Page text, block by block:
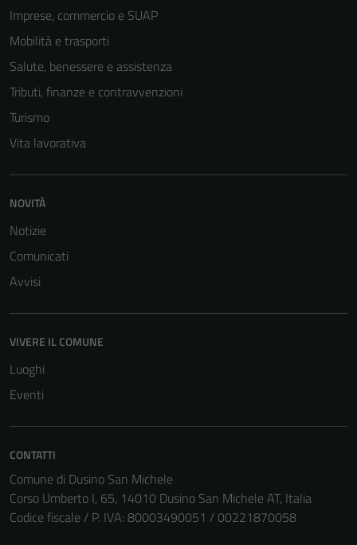
Imprese, commercio e SUAP
Mobilità e trasporti
Salute, benessere e assistenza
Tributi, finanze e contravvenzioni
Turismo
Vita lavorativa
NOVITÀ
Notizie
Comunicati
Avvisi
VIVERE IL COMUNE
Luoghi
Eventi
CONTATTI
Comune di Dusino San Michele
Corso Umberto I, 65, 14010 Dusino San Michele AT, Italia
Codice fiscale / P. IVA: 80003490051 / 00221870058
Questi cookie
essere
informazioni
personali.